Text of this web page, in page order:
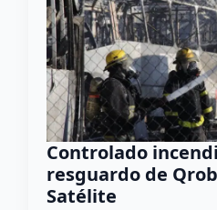
Controlado
resguardo de
Satélite